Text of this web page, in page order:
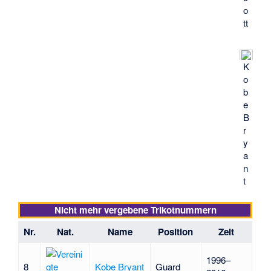
o
tt
K
o
b
e
B
r
y
a
n
t
Nicht mehr vergebene Trikotnummern
Nr.
Nat. Name Position Zeit
8 Kobe Bryant Guard
1996–